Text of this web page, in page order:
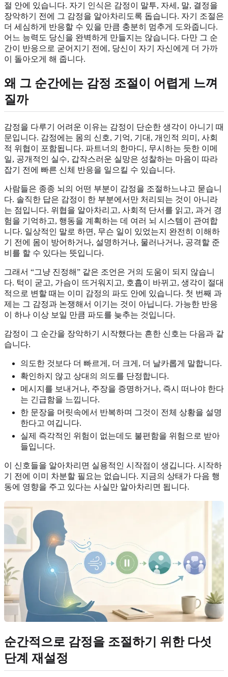
절 안에 있습니다. 자기 인식은 감정이 말투, 자세, 말, 결정을
장악하기 전에 그 감정을 알아차리도록 돕습니다. 자기 조절은
더 세심하게 반응할 수 있을 만큼 충분히 멈추게 도와줍니다.
어느 능력도 당신을 완벽하게 만들지는 않습니다. 다만 그 순
간이 반응으로 굳어지기 전에, 당신이 자기 자신에게 더 가까
이 돌아오게 해 줍니다.
왜 그 순간에는 감정 조절이 어렵게 느껴
질까
감정을 다루기 어려운 이유는 감정이 단순한 생각이 아니기 때
문입니다. 감정에는 몸의 신호, 기억, 기대, 개인적 의미, 사회
적 위협이 포함됩니다. 파트너의 한마디, 무시하는 듯한 이메
일, 공개적인 실수, 갑작스러운 실망은 성찰하는 마음이 따라
잡기 전에 빠른 신체 반응을 일으킬 수 있습니다.
사람들은 종종 뇌의 어떤 부분이 감정을 조절하느냐고 묻습니
다. 솔직한 답은 감정이 한 부분에서만 처리되는 것이 아니라
는 점입니다. 위협을 알아차리고, 사회적 단서를 읽고, 과거 경
험을 기억하고, 행동을 계획하는 데 여러 뇌 시스템이 관여합
니다. 일상적인 말로 하면, 무슨 일이 있었는지 완전히 이해하
기 전에 몸이 방어하거나, 설명하거나, 물러나거나, 공격할 준
비를 할 수 있다는 뜻입니다.
그래서 “그냥 진정해” 같은 조언은 거의 도움이 되지 않습니
다. 턱이 굳고, 가슴이 뜨거워지고, 호흡이 바뀌고, 생각이 절대
적으로 변할 때는 이미 감정의 파도 안에 있습니다. 첫 번째 과
제는 그 감정과 논쟁해서 이기는 것이 아닙니다. 가능한 반응
이 하나 이상 보일 만큼 파도를 늦추는 것입니다.
감정이 그 순간을 장악하기 시작했다는 흔한 신호는 다음과 같
습니다.
의도한 것보다 더 빠르게, 더 크게, 더 날카롭게 말합니다.
확인하지 않고 상대의 의도를 단정합니다.
메시지를 보내거나, 주장을 증명하거나, 즉시 떠나야 한다
는 긴급함을 느낍니다.
한 문장을 머릿속에서 반복하며 그것이 전체 상황을 설명
한다고 여깁니다.
실제 즉각적인 위험이 없는데도 불편함을 위험으로 받아
들입니다.
이 신호들을 알아차리면 실용적인 시작점이 생깁니다. 시작하
기 전에 이미 차분할 필요는 없습니다. 지금의 상태가 다음 행
동에 영향을 주고 있다는 사실만 알아차리면 됩니다.
순간적으로 감정을 조절하기 위한 다섯
단계 재설정